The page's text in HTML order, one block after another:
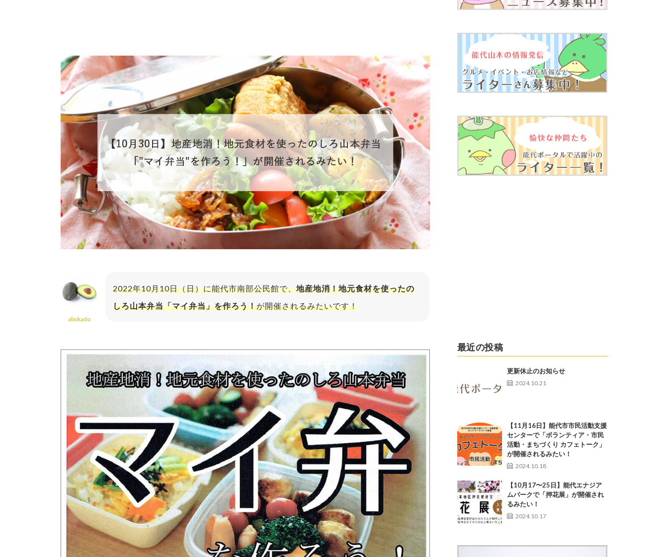
abokado
2022年10月10日（日）に能代市南部公民館で、地産地消！地元食材を使ったの
しろ山本弁当「マイ弁当」を作ろう！が開催されるみたいです！
最近の投稿
更新休止のお知らせ
2024.10.21
【11月16日】能代市市民活動支援
センターで「ボランティア・市民
活動・まちづくり カフェトーク」
が開催されるみたい！
2024.10.18
【10月17〜25日】能代エナジア
ムパークで「押花展」が開催され
るみたい！
2024.10.17